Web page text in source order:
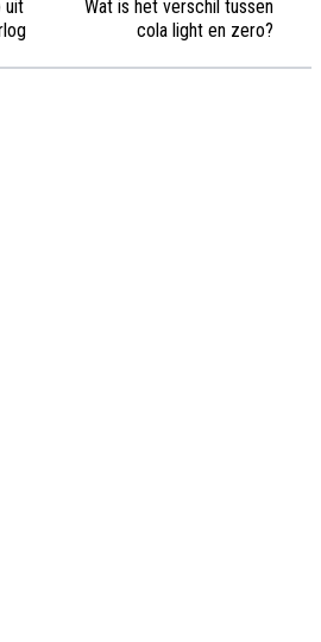
uit
Wat is het verschil tussen
cola light en zero?